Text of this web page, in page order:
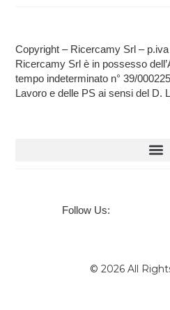
Copyright – Ricercamy Srl –
Ricercamy Srl è in possesso
tempo indeterminato n° 39/
Lavoro e delle PS ai sensi del D.
Follow Us:
© 2026 All